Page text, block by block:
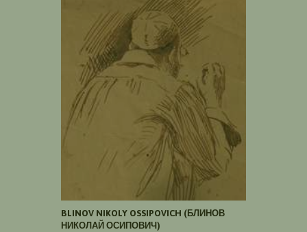
BLINOV NIKOLY OSSIPOVICH (БЛИНОВ
НИКОЛАЙ ОСИПОВИЧ)